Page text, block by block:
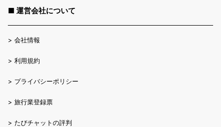
■ 運営会社について
> 会社情報
> 利用規約
> プライバシーポリシー
> 旅行業登録票
> たびチャットの評判